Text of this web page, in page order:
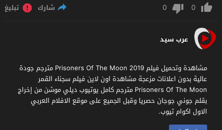
0
0 شارك تبليغ
عرب سيد
مشاهدة وتحميل فيلم Prisoners Of The Moon 2019 مترجم جودة
عالية بدون اعلانات مزعجة مشاهدة اون لاين فيلم سجناء القمر
Prisoners Of The Moon مترجم كامل يوتيوب ديلي موشن من إخراج
بقلم جوني جوجان حصريا وقبل الجميع على موقع الافلام العربي
الاول اكوام تيوب.